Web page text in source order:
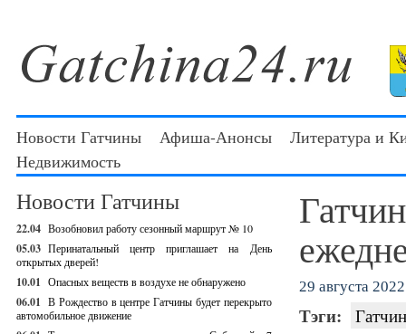
Новости Гатчины Афиша-Анонсы
Литература и
Недвижимость
Новости Гатчины
22.04 Возобновил работу сезонный маршрут № 10
05.03 Перинатальный центр приглашает на День
открытых дверей!
10.01 Опасных веществ в воздухе не обнаружено
06.01 В Рождество в центре Гатчины будет перекрыто
автомобильное движение
29 августа 2022
Тэги: